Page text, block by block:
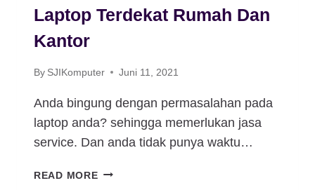
Laptop Terdekat Rumah Dan
Kantor
By SJIKomputer Juni 11, 2021
Anda bingung dengan permasalahan pada
laptop anda? sehingga memerlukan jasa
service. Dan anda tidak punya waktu…
READ MOREPENYEDIA